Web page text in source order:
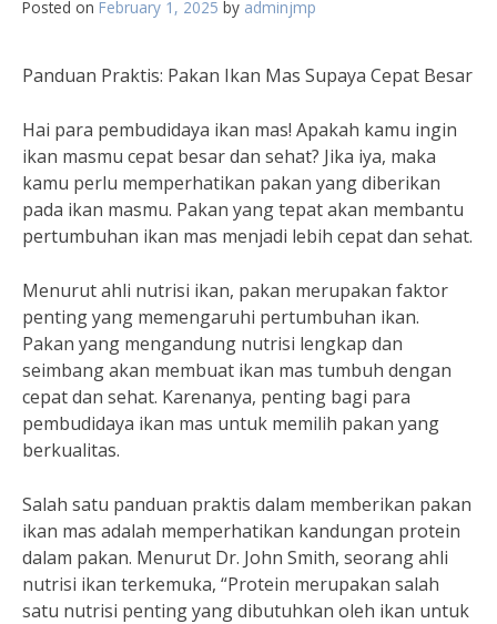
Posted on February 1, 2025 by adminjmp
Panduan Praktis: Pakan Ikan Mas Supaya Cepat Besar
Hai para pembudidaya ikan mas! Apakah kamu ingin
ikan masmu cepat besar dan sehat? Jika iya, maka
kamu perlu memperhatikan pakan yang diberikan
pada ikan masmu. Pakan yang tepat akan membantu
pertumbuhan ikan mas menjadi lebih cepat dan sehat.
Menurut ahli nutrisi ikan, pakan merupakan faktor
penting yang memengaruhi pertumbuhan ikan.
Pakan yang mengandung nutrisi lengkap dan
seimbang akan membuat ikan mas tumbuh dengan
cepat dan sehat. Karenanya, penting bagi para
pembudidaya ikan mas untuk memilih pakan yang
berkualitas.
Salah satu panduan praktis dalam memberikan pakan
ikan mas adalah memperhatikan kandungan protein
dalam pakan. Menurut Dr. John Smith, seorang ahli
nutrisi ikan terkemuka, “Protein merupakan salah
satu nutrisi penting yang dibutuhkan oleh ikan untuk